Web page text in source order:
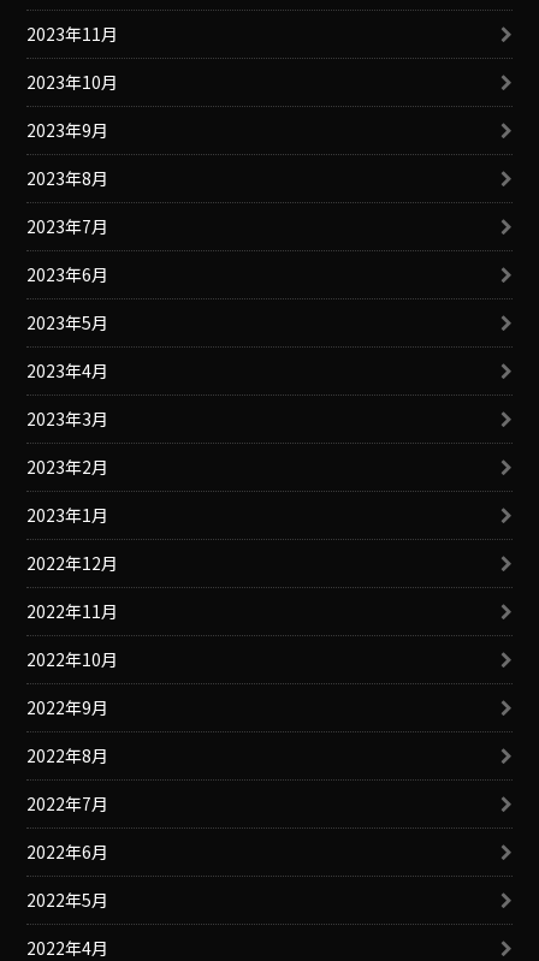
2023年11月
2023年10月
2023年9月
2023年8月
2023年7月
2023年6月
2023年5月
2023年4月
2023年3月
2023年2月
2023年1月
2022年12月
2022年11月
2022年10月
2022年9月
2022年8月
2022年7月
2022年6月
2022年5月
2022年4月